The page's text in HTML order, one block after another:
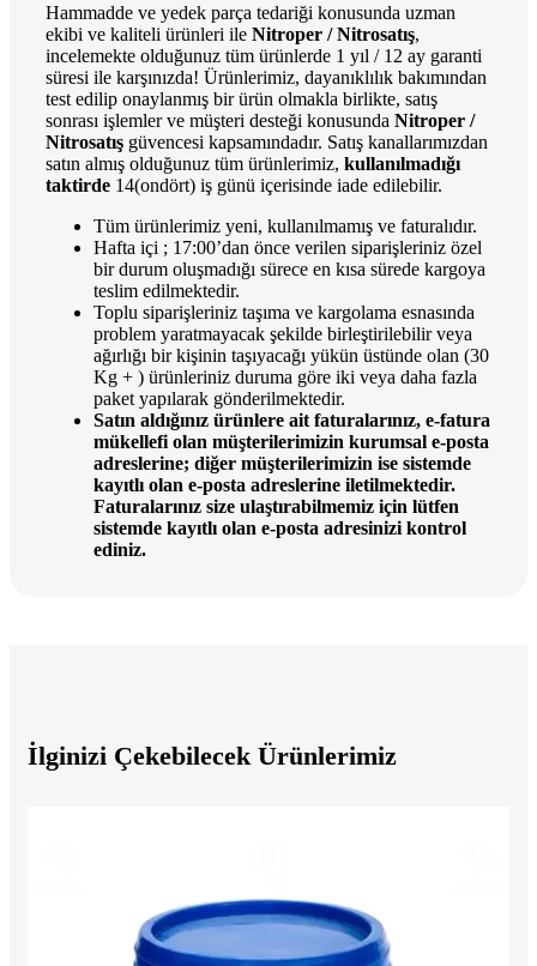
Hammadde ve yedek parça tedariği konusunda uzman
ekibi ve kaliteli ürünleri ile Nitroper / Nitrosatış,
incelemekte olduğunuz tüm ürünlerde 1 yıl / 12 ay garanti
süresi ile karşınızda! Ürünlerimiz, dayanıklılık bakımından
test edilip onaylanmış bir ürün olmakla birlikte, satış
sonrası işlemler ve müşteri desteği konusunda Nitroper /
Nitrosatış güvencesi kapsamındadır. Satış kanallarımızdan
satın almış olduğunuz tüm ürünlerimiz, kullanılmadığı
taktirde 14(ondört) iş günü içerisinde iade edilebilir.
Tüm ürünlerimiz yeni, kullanılmamış ve faturalıdır.
Hafta içi ; 17:00’dan önce verilen siparişleriniz özel
bir durum oluşmadığı sürece en kısa sürede kargoya
teslim edilmektedir.
Toplu siparişleriniz taşıma ve kargolama esnasında
problem yaratmayacak şekilde birleştirilebilir veya
ağırlığı bir kişinin taşıyacağı yükün üstünde olan (30
Kg + ) ürünleriniz duruma göre iki veya daha fazla
paket yapılarak gönderilmektedir.
Satın aldığınız ürünlere ait faturalarınız, e-fatura
mükellefi olan müşterilerimizin kurumsal e-posta
adreslerine; diğer müşterilerimizin ise sistemde
kayıtlı olan e-posta adreslerine iletilmektedir.
Faturalarınız size ulaştırabilmemiz için lütfen
sistemde kayıtlı olan e-posta adresinizi kontrol
ediniz.
İlginizi Çekebilecek Ürünlerimiz